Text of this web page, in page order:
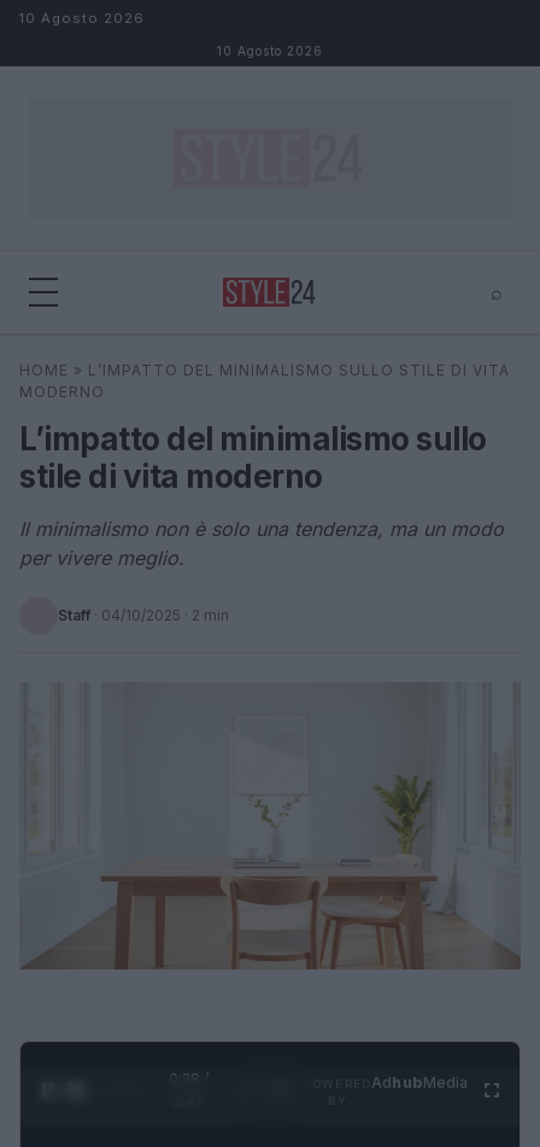
Salta al contenuto
10 Agosto 2026
10 Agosto 2026
⌕
Cerca ⌕ ×
HOME » L’IMPATTO DEL MINIMALISMO SULLO STILE DI VITA
MODERNO
L’impatto del minimalismo sullo
stile di vita moderno
Il minimalismo non è solo una tendenza, ma un modo
per vivere meglio.
Staff · 04/10/2025 · 2 min
0:28 /
AdhubMedia